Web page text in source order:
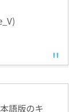
語版のキ